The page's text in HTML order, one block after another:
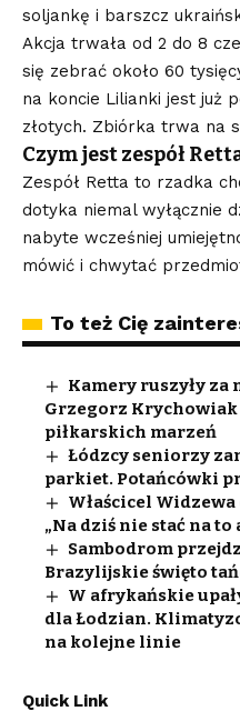
soljankę i barszcz
Akcja trwała od 2 do 8
się zebrać około 60
na koncie Lilianki jest już
złotych. Zbiórka trwa na
Czym jest zespół
Zespół Retta to rzadka
dotyka niemal wyłącznie
nabyte wcześniej
mówić i chwytać
To też Cię
Kamery ruszyły za
Grzegorz Krychowiak
piłkarskich marzeń
Łódzcy seniorzy
parkiet. Potańcówki
Właścicel
„Na dziś nie stać na
Sambodrom
Brazylijskie święto
W afrykańskie
dla Łodzian.
na kolejne linie
Quick Link